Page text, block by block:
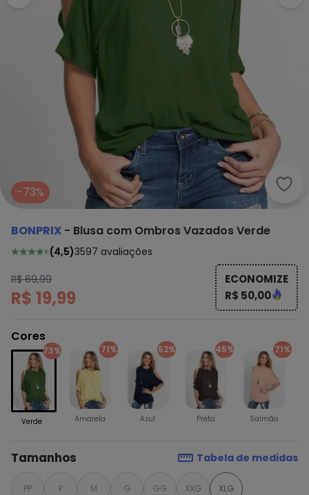
-73%
BONPRIX - Blusa com Ombros Vazados Verde
(4,5)3597 avaliações
R$ 69,99
R$ 19,99
ECONOMIZE
R$ 50,00
Cores
73%
Verde
71%
Amarela
52%
Azul
45%
Preta
71%
Salmão
Tamanhos Tabela de medidas
PP P M G GG XXG XLG